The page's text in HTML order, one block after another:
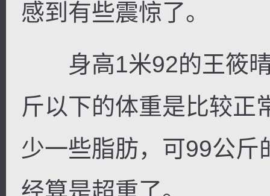
感到有些震惊了。
身高1米92的王筱晴
斤以下的体重是比较正
少一些脂肪，可99公